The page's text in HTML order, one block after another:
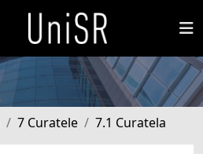
7 Curatele 7.1 Curatela